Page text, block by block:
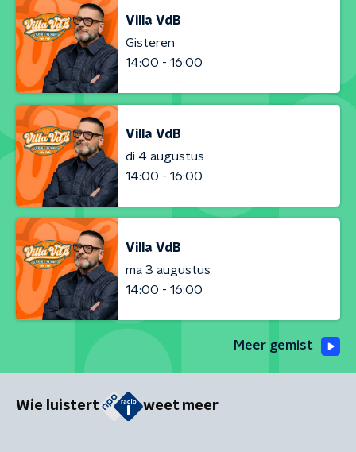
Villa VdB
Gisteren
14:00 - 16:00
Villa VdB
di 4 augustus
14:00 - 16:00
Villa VdB
ma 3 augustus
14:00 - 16:00
Meer gemist
Wie luistert weet meer